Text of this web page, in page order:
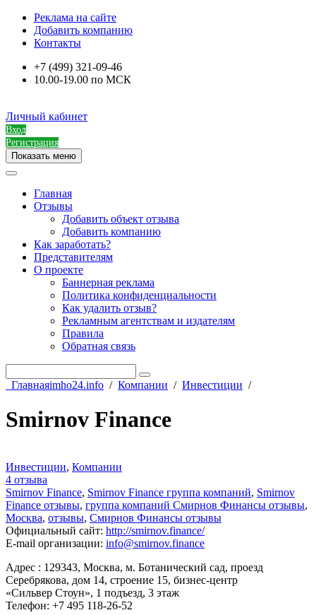
Реклама на сайте
Добавить компанию
Контакты
+7 (499) 321-09-46
10.00-19.00 по МСК
Личный кабинет
Вход
Регистрация
Показать меню
Главная
Отзывы
Добавить объект отзыва
Добавить компанию
Как заработать?
Представителям
О проекте
Баннерная реклама
Политика конфиденциальности
Как удалить отзыв?
Рекламным агентствам и издателям
Правила
Обратная связь
Главнаяimho24.info / Компании / Инвестиции /
Smirnov Finance
Инвестиции, Компании
4 отзыва
Smirnov Finance, Smirnov Finance группа компаний, Smirnov
Finance отзывы, группа компаний Смирнов Финансы отзывы,
Москва, отзывы, Смирнов Финансы отзывы
Официальный сайт: http://smirnov.finance/
E-mail организации: info@smirnov.finance
Адрес : 129343, Москва, м. Ботанический сад, проезд
Серебрякова, дом 14, строение 15, бизнес-центр
«Сильвер Стоун», 1 подъезд, 3 этаж
Телефон: +7 495 118-26-52